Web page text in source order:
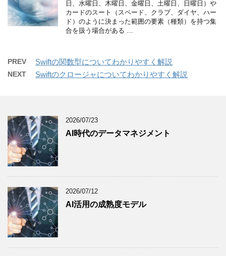
日、水曜日、木曜日、金曜日、土曜日、日曜日）や
カードのスート（スペード、クラブ、ダイヤ、ハー
ド）のように決まった範囲の要素（種類）を持つ集
合を扱う場合がある …
PREV Swiftの関数型についてわかりやすく解説
NEXT Swiftのクロージャについてわかりやすく解説
2026/07/23
AI時代のデータマネジメント
2026/07/12
AI活用の成熟度モデル